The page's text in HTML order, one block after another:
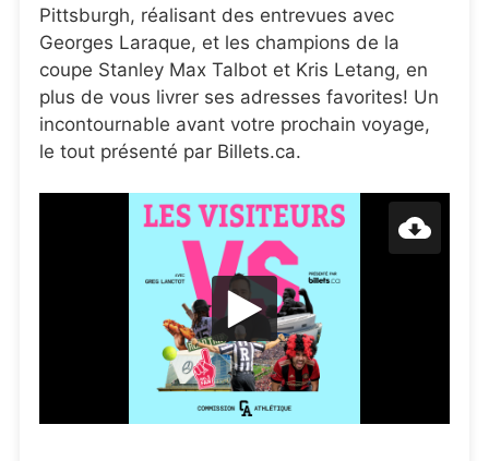
Pittsburgh, réalisant des entrevues avec
Georges Laraque, et les champions de la
coupe Stanley Max Talbot et Kris Letang, en
plus de vous livrer ses adresses favorites! Un
incontournable avant votre prochain voyage,
le tout présenté par Billets.ca.